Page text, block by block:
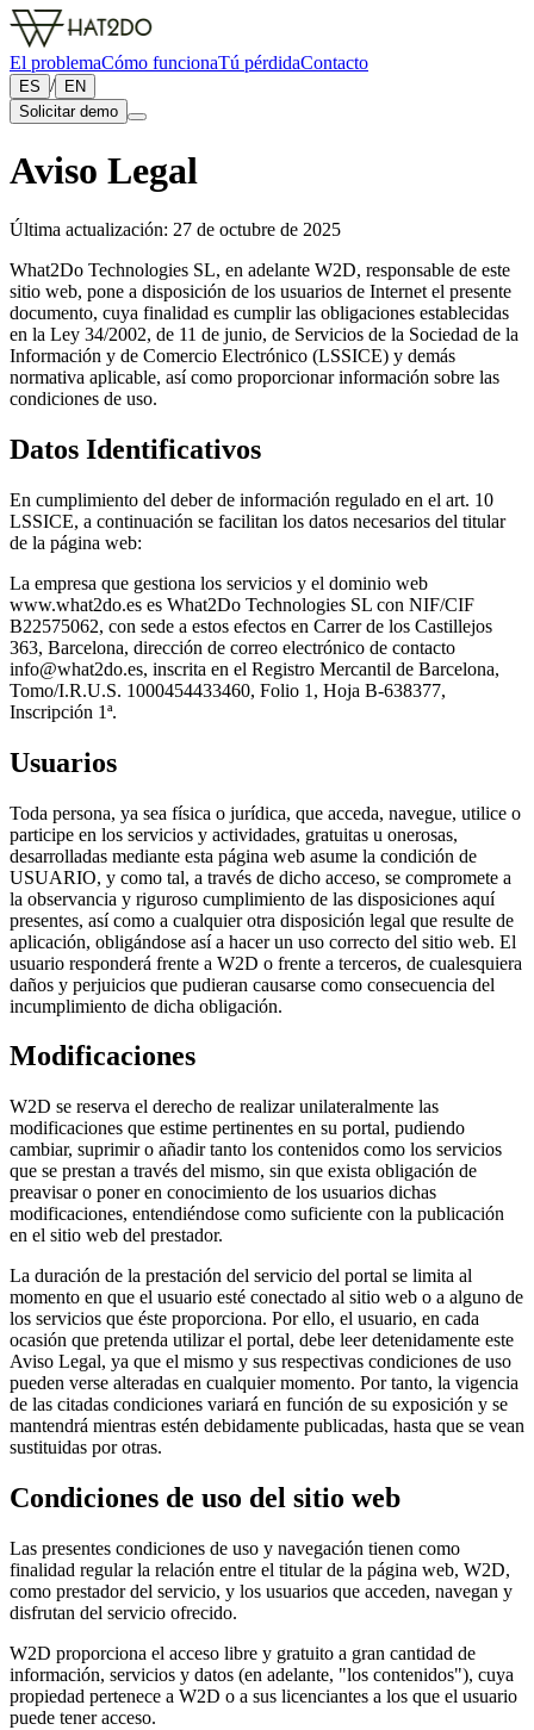
El problemaCómo funcionaTú pérdidaContacto
ES /
EN
Solicitar demo
Aviso Legal
Última actualización: 27 de octubre de 2025
What2Do Technologies SL, en adelante W2D, responsable de este
sitio web, pone a disposición de los usuarios de Internet el presente
documento, cuya finalidad es cumplir las obligaciones establecidas
en la Ley 34/2002, de 11 de junio, de Servicios de la Sociedad de la
Información y de Comercio Electrónico (LSSICE) y demás
normativa aplicable, así como proporcionar información sobre las
condiciones de uso.
Datos Identificativos
En cumplimiento del deber de información regulado en el art. 10
LSSICE, a continuación se facilitan los datos necesarios del titular
de la página web:
La empresa que gestiona los servicios y el dominio web
www.what2do.es es What2Do Technologies SL con NIF/CIF
B22575062, con sede a estos efectos en Carrer de los Castillejos
363, Barcelona, dirección de correo electrónico de contacto
info@what2do.es, inscrita en el Registro Mercantil de Barcelona,
Tomo/I.R.U.S. 1000454433460, Folio 1, Hoja B-638377,
Inscripción 1ª.
Usuarios
Toda persona, ya sea física o jurídica, que acceda, navegue, utilice o
participe en los servicios y actividades, gratuitas u onerosas,
desarrolladas mediante esta página web asume la condición de
USUARIO, y como tal, a través de dicho acceso, se compromete a
la observancia y riguroso cumplimiento de las disposiciones aquí
presentes, así como a cualquier otra disposición legal que resulte de
aplicación, obligándose así a hacer un uso correcto del sitio web. El
usuario responderá frente a W2D o frente a terceros, de cualesquiera
daños y perjuicios que pudieran causarse como consecuencia del
incumplimiento de dicha obligación.
Modificaciones
W2D se reserva el derecho de realizar unilateralmente las
modificaciones que estime pertinentes en su portal, pudiendo
cambiar, suprimir o añadir tanto los contenidos como los servicios
que se prestan a través del mismo, sin que exista obligación de
preavisar o poner en conocimiento de los usuarios dichas
modificaciones, entendiéndose como suficiente con la publicación
en el sitio web del prestador.
La duración de la prestación del servicio del portal se limita al
momento en que el usuario esté conectado al sitio web o a alguno de
los servicios que éste proporciona. Por ello, el usuario, en cada
ocasión que pretenda utilizar el portal, debe leer detenidamente este
Aviso Legal, ya que el mismo y sus respectivas condiciones de uso
pueden verse alteradas en cualquier momento. Por tanto, la vigencia
de las citadas condiciones variará en función de su exposición y se
mantendrá mientras estén debidamente publicadas, hasta que se vean
sustituidas por otras.
Condiciones de uso del sitio web
Las presentes condiciones de uso y navegación tienen como
finalidad regular la relación entre el titular de la página web, W2D,
como prestador del servicio, y los usuarios que acceden, navegan y
disfrutan del servicio ofrecido.
W2D proporciona el acceso libre y gratuito a gran cantidad de
información, servicios y datos (en adelante, "los contenidos"), cuya
propiedad pertenece a W2D o a sus licenciantes a los que el usuario
puede tener acceso.